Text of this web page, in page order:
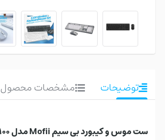
توضیحات مشخصات محصول
ست موس و کیبورد بی سیم Mofii مدل X100